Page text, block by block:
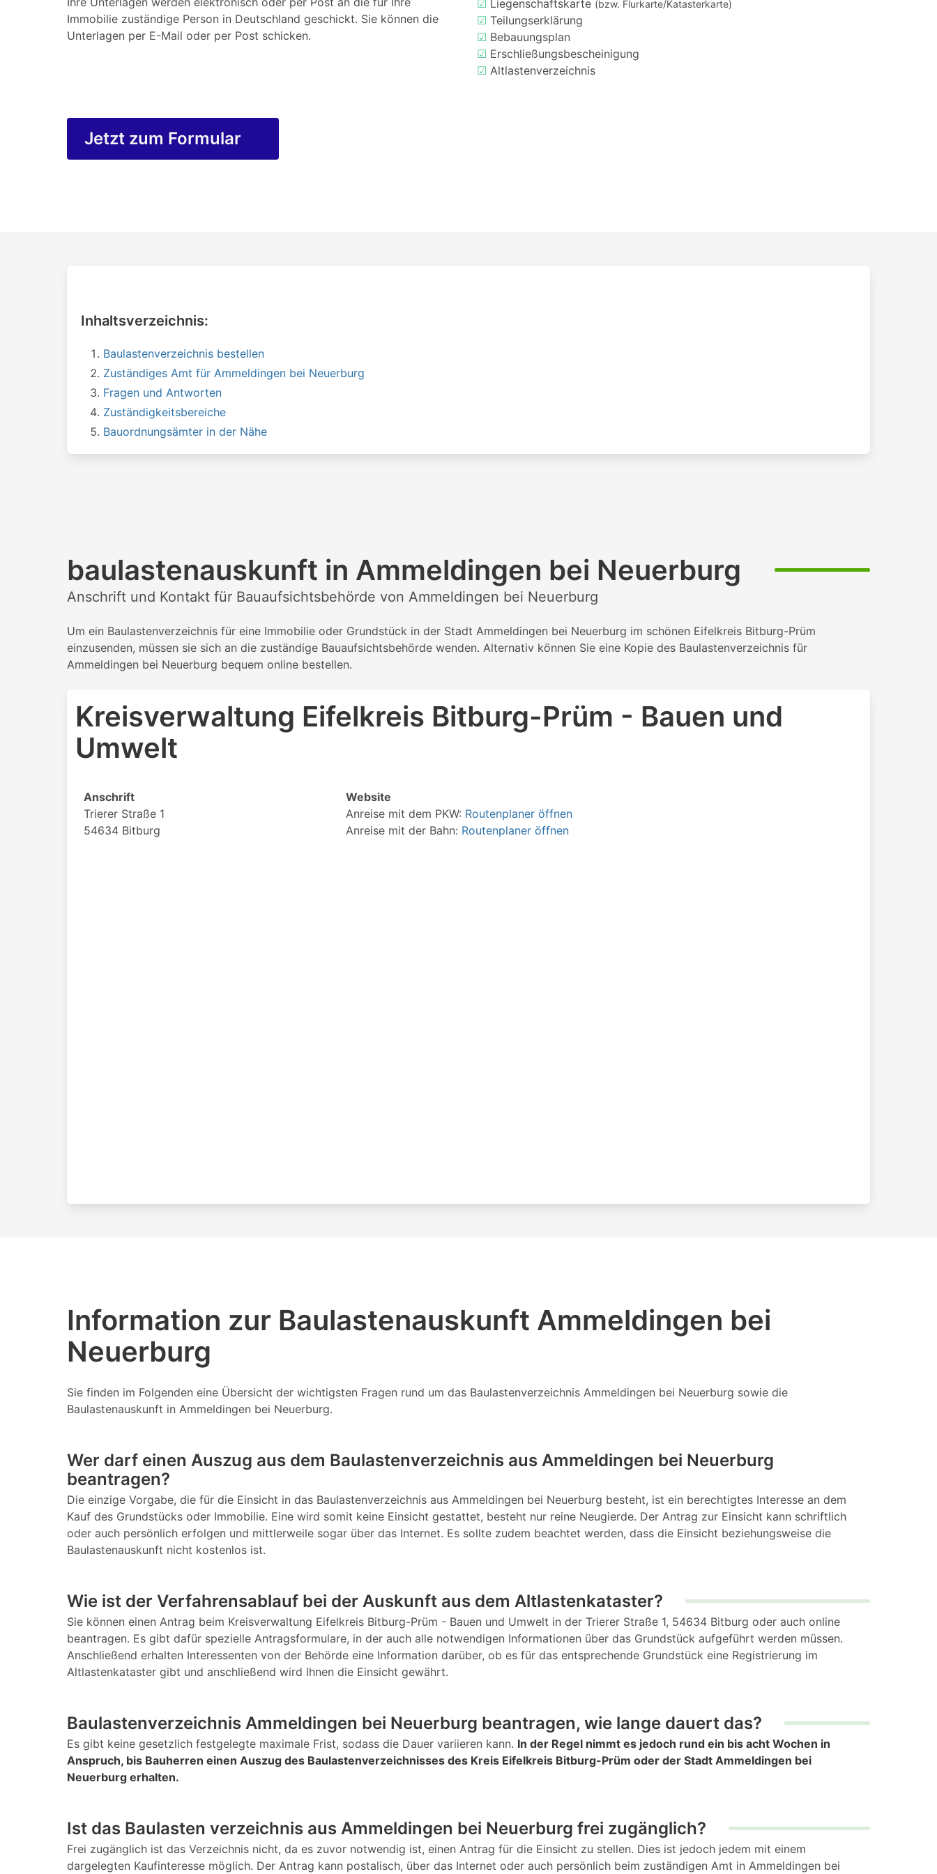
Immobilie zuständige Person in Deutschland geschickt. Sie können die
Unterlagen per E-Mail oder per Post schicken.
☑ Liegenschaftskarte (bzw. Flurkarte/Katasterkarte)
☑ Teilungserklärung
☑ Bebauungsplan
☑ Erschließungsbescheinigung
☑ Altlastenverzeichnis
Jetzt zum Formular
Inhaltsverzeichnis:
Baulastenverzeichnis bestellen
Zuständiges Amt für Ammeldingen bei Neuerburg
Fragen und Antworten
Zuständigkeitsbereiche
Bauordnungsämter in der Nähe
baulastenauskunft in Ammeldingen bei Neuerburg
Anschrift und Kontakt für Bauaufsichtsbehörde von Ammeldingen bei Neuerburg
Um ein Baulastenverzeichnis für eine Immobilie oder Grundstück in der Stadt Ammeldingen bei Neuerburg im schönen Eifelkreis Bitburg-Prüm
einzusenden, müssen sie sich an die zuständige Bauaufsichtsbehörde wenden. Alternativ können Sie eine Kopie des Baulastenverzeichnis für
Ammeldingen bei Neuerburg bequem online bestellen.
Kreisverwaltung Eifelkreis Bitburg-Prüm - Bauen und
Umwelt
Anschrift
Trierer Straße 1
54634 Bitburg
Website
Anreise mit dem PKW: Routenplaner öffnen
Anreise mit der Bahn: Routenplaner öffnen
Information zur Baulastenauskunft Ammeldingen bei
Neuerburg
Sie finden im Folgenden eine Übersicht der wichtigsten Fragen rund um das Baulastenverzeichnis Ammeldingen bei Neuerburg sowie die
Baulastenauskunft in Ammeldingen bei Neuerburg.
Wer darf einen Auszug aus dem Baulastenverzeichnis aus Ammeldingen bei Neuerburg
beantragen?
Die einzige Vorgabe, die für die Einsicht in das Baulastenverzeichnis aus Ammeldingen bei Neuerburg besteht, ist ein berechtigtes Interesse an dem
Kauf des Grundstücks oder Immobilie. Eine wird somit keine Einsicht gestattet, besteht nur reine Neugierde. Der Antrag zur Einsicht kann schriftlich
oder auch persönlich erfolgen und mittlerweile sogar über das Internet. Es sollte zudem beachtet werden, dass die Einsicht beziehungsweise die
Baulastenauskunft nicht kostenlos ist.
Wie ist der Verfahrensablauf bei der Auskunft aus dem Altlastenkataster?
Sie können einen Antrag beim Kreisverwaltung Eifelkreis Bitburg-Prüm - Bauen und Umwelt in der Trierer Straße 1, 54634 Bitburg oder auch online
beantragen. Es gibt dafür spezielle Antragsformulare, in der auch alle notwendigen Informationen über das Grundstück aufgeführt werden müssen.
Anschließend erhalten Interessenten von der Behörde eine Information darüber, ob es für das entsprechende Grundstück eine Registrierung im
Altlastenkataster gibt und anschließend wird Ihnen die Einsicht gewährt.
Baulastenverzeichnis Ammeldingen bei Neuerburg beantragen, wie lange dauert das?
Es gibt keine gesetzlich festgelegte maximale Frist, sodass die Dauer variieren kann. In der Regel nimmt es jedoch rund ein bis acht Wochen in
Anspruch, bis Bauherren einen Auszug des Baulastenverzeichnisses des Kreis Eifelkreis Bitburg-Prüm oder der Stadt Ammeldingen bei
Neuerburg erhalten.
Ist das Baulasten verzeichnis aus Ammeldingen bei Neuerburg frei zugänglich?
Frei zugänglich ist das Verzeichnis nicht, da es zuvor notwendig ist, einen Antrag für die Einsicht zu stellen. Dies ist jedoch jedem mit einem
dargelegten Kaufinteresse möglich. Der Antrag kann postalisch, über das Internet oder auch persönlich beim zuständigen Amt in Ammeldingen bei